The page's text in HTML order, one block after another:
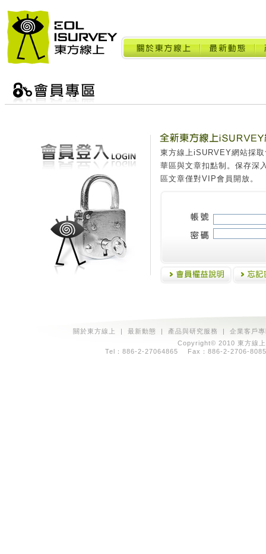
東方線上iSURVEY網站採
華區與文章扣點制。保存深
區文章僅對VIP會員開放。
關於東方線上 | 最新動態 | 產品與研究服務 | 企業客戶
Copyright© 2010 東方線
Tel：886-2-27064865 Fax：886-2-2706-